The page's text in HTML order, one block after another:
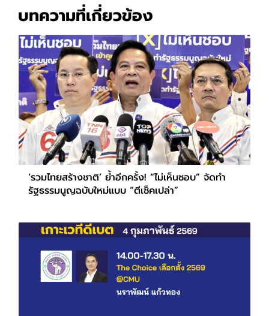
บทความที่เกี่ยวข้อง
‘รวมไทยสร้างชาติ’ ย้ำอีกครั้ง! “ไม่เห็นชอบ” จัดทำ
รัฐธรรมนูญฉบับใหม่แบบ “ตีเช็คเปล่า”